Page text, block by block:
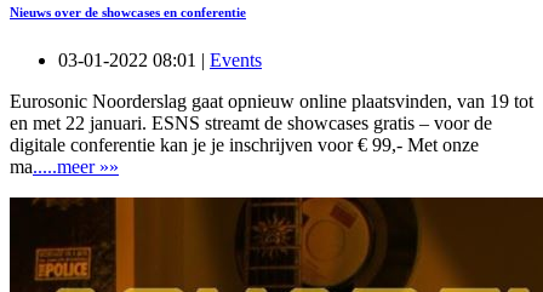
Nieuws over de showcases en conferentie
03-01-2022 08:01 | Events
Eurosonic Noorderslag gaat opnieuw online plaatsvinden, van 19 tot
en met 22 januari. ESNS streamt de showcases gratis – voor de
digitale conferentie kan je je inschrijven voor € 99,- Met onze
ma.....meer »»